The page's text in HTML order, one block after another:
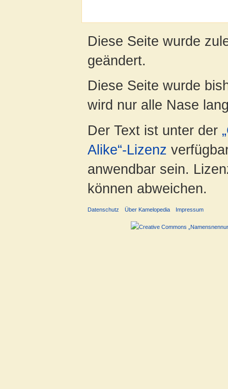
Diese Seite wurde
geändert.
Diese Seite wurde
wird nur alle Nase
Der Text ist unter der
Alike“-Lizenz
anwendbar sein.
können abweichen.
Datenschutz Über Kamelopedia Impressum